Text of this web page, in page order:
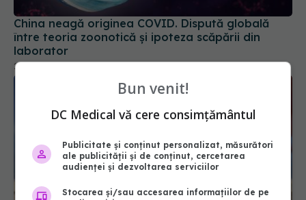
23 apr 2025, 22:38
China neagă acuzația CIA cu privire la apariția
COVID din laborator: E extrem de puţin probabil
Bun venit!
DC Medical vă cere consimțământul
Publicitate și conținut personalizat, măsurători
ale publicității și de conținut, cercetarea
audienței și dezvoltarea serviciilor
Stocarea și/sau accesarea informațiilor de pe